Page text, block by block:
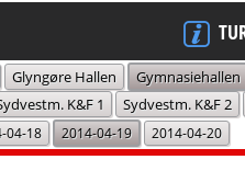
Glyngøre Hallen
Gymnasiehallen
K&F 1 Sydvestm. K&F 2
04-18 2014-04-19 2014-04-20